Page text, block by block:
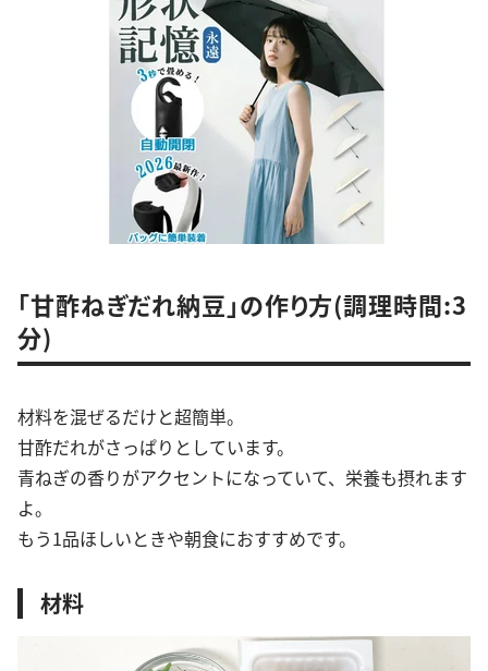
「甘酢ねぎだれ納豆」の作り方(調理時間:3
分)
材料を混ぜるだけと超簡単。
甘酢だれがさっぱりとしています。
青ねぎの香りがアクセントになっていて、栄養も摂れます
よ。
もう1品ほしいときや朝食におすすめです。
材料